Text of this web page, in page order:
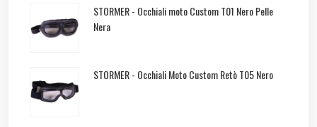
STORMER - Occhiali moto Custom T01 Nero Pelle
Nera
STORMER - Occhiali Moto Custom Retò T05 Nero